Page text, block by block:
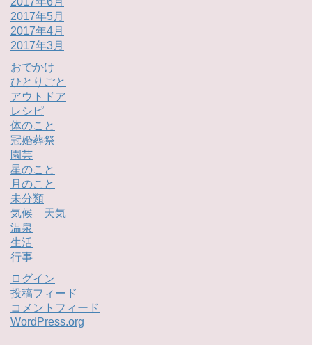
2017年5月
2017年4月
2017年3月
おでかけ
ひとりごと
アウトドア
レシピ
体のこと
冠婚葬祭
園芸
星のこと
月のこと
未分類
気候 天気
温泉
生活
行事
ログイン
投稿フィード
コメントフィード
WordPress.org